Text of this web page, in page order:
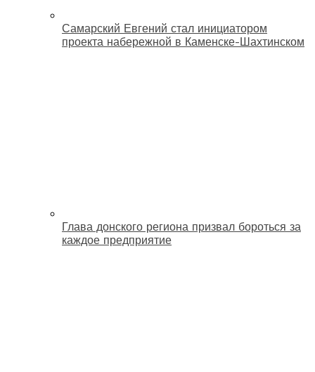
Самарский Евгений стал инициатором
проекта набережной в Каменске-Шахтинском
Глава донского региона призвал бороться за
каждое предприятие